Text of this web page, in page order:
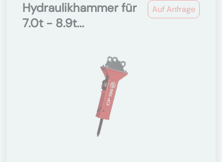
Auf Anfrage
Hydraulikhammer für
7.0t - 8.9t...